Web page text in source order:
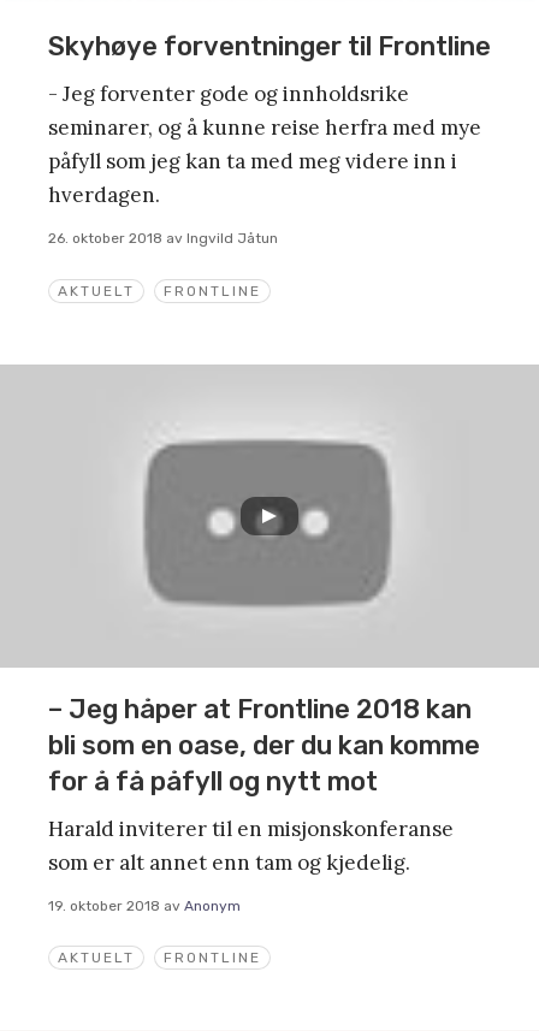
AKTUELT FRONTLINE
Skyhøye forventninger til Frontline
- Jeg forventer gode og innholdsrike
seminarer, og å kunne reise herfra med mye
påfyll som jeg kan ta med meg videre inn i
hverdagen.
26. oktober 2018 av Ingvild Jåtun
AKTUELT FRONTLINE
– Jeg håper at Frontline 2018 kan
bli som en oase, der du kan komme
for å få påfyll og nytt mot
Harald inviterer til en misjonskonferanse
som er alt annet enn tam og kjedelig.
19. oktober 2018 av Anonym